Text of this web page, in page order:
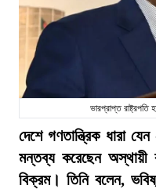
ভারপ্রাপ্ত
দেশে গণতান্ত্রিক ধারা
মন্তব্য করেছেন অস্থায়ী
বিক্রম। তিনি বলেন,